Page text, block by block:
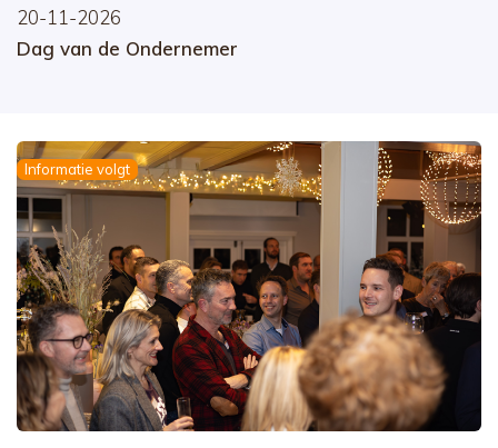
20-11-2026
Dag van de Ondernemer
Informatie volgt